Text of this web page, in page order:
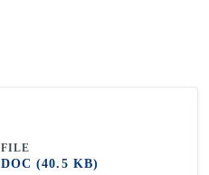
FILE
DOC(40.5 KB)